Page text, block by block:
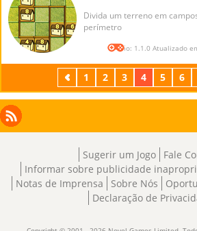
Divida um terreno em
perímetro
Versão: 1.1.0 Atualizado
Anterior
1 2 3 4 5 6
Facebook
Instagram
X
LinkedIn
RSS
Sugerir um Jogo
Fale
Informar sobre publicidade
Notas de Imprensa
Sobre Nós
Declaração de